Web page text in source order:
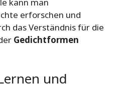
erforschen und
das Verständnis für die
Gedichtformen
und